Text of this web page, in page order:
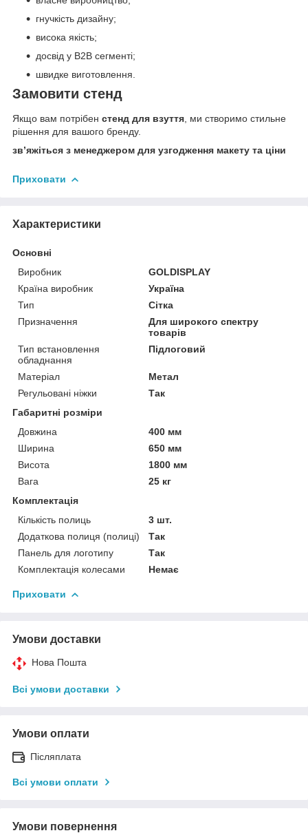
гнучкість дизайну;
висока якість;
досвід у B2B сегменті;
швидке виготовлення.
Замовити стенд
Якщо вам потрібен стенд для взуття , ми створимо стильне
рішення для вашого бренду.
зв’яжіться з менеджером для узгодження макету та ціни
Приховати
Характеристики
Основні
Виробник
GOLDISPLAY
Країна виробник
Україна
Тип
Сітка
Призначення
Для широкого спектру
товарів
Тип встановлення
обладнання
Підлоговий
Матеріал
Метал
Регульовані ніжки
Так
Габаритні розміри
Довжина
400 мм
Ширина
650 мм
Висота
1800 мм
Вага
25 кг
Комплектація
Кількість полиць
3 шт.
Додаткова полиця (полиці)
Так
Панель для логотипу
Так
Комплектація колесами
Немає
Приховати
Умови доставки
Нова Пошта
Всі умови доставки
Умови оплати
Післяплата
Всі умови оплати
Умови повернення